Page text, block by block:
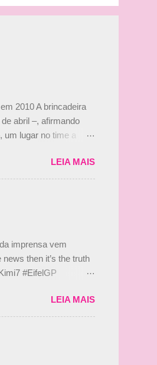
2010 A brincadeira
abril –, afirmando
um lugar no time a
Senna em 2010. "Na
assinado com Bruno
contra o filho do
LEIA MAIS
imprensa vem
then it’s the truth
#EifelGP
🙌 Over to you,
Beijinhos, Ludy
LEIA MAIS